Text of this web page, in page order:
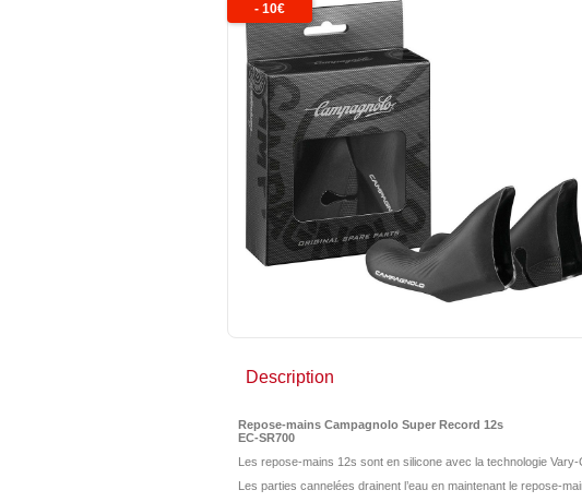
- 10€
Description
Repose-mains Campagnolo Super Record 12s
EC-SR700
Les repose-mains 12s sont en silicone avec la technologie
Les parties cannelées drainent l’eau en maintenant le repose-